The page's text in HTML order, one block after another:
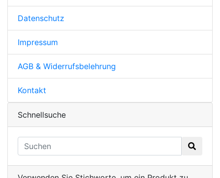
Datenschutz
Impressum
AGB & Widerrufsbelehrung
Kontakt
Schnellsuche